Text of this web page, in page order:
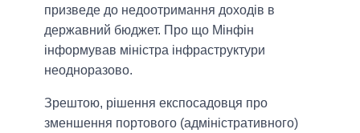
призведе до недоотримання доходів в
державний бюджет. Про що Мінфін
інформував міністра інфраструктури
неодноразово.
Зрештою, рішення експосадовця про
зменшення портового (адміністративного)